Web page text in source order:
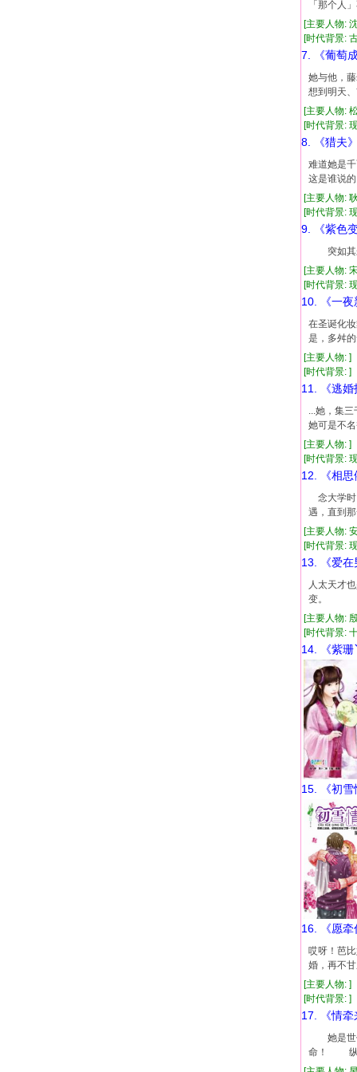
「那个
[主要人物:
[时代背景:
7. 《葡萄
她与他，
想到明天
[主要人物:
[时代背景:
8. 《猎夫
难道她是
这是谁说
[主要人物:
[时代背景:
9. 《紫色
突如其来
[主要人物:
[时代背景:
10. 《一夜
在圣诞化
是，多舛
[主要人物:
[时代背景:
11. 《逃婚
...她，集
她可是不
[主要人物:
[时代背景:
12. 《相
念大学时
遇，直到
[主要人物:
[时代背景:
13. 《爱在
人太天才
变。
[主要人物:
[时代背景:
14. 《紫珊
15. 《初雪
16. 《愿牵
哎呀！芭
婚，再不
[主要人物:
[时代背景:
17. 《情牵
她是世代
命！ 纵然